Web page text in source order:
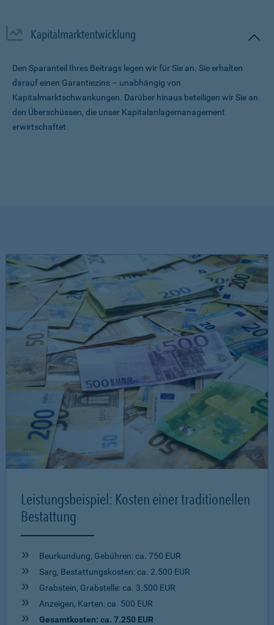
Kapitalmarktentwicklung
Den Sparanteil Ihres Beitrags legen wir für Sie an. Sie erhalten
darauf einen Garantiezins – unabhängig von
Kapitalmarktschwankungen. Darüber hinaus beteiligen wir Sie an
den Überschüssen, die unser Kapitalanlagemanagement
erwirtschaftet.
Leistungsbeispiel: Kosten einer traditionellen
Bestattung
Beurkundung, Gebühren: ca. 750 EUR
Sarg, Bestattungskosten: ca. 2.500 EUR
Grabstein, Grabstelle: ca. 3.500 EUR
Anzeigen, Karten: ca. 500 EUR
Gesamtkosten: ca. 7.250 EUR